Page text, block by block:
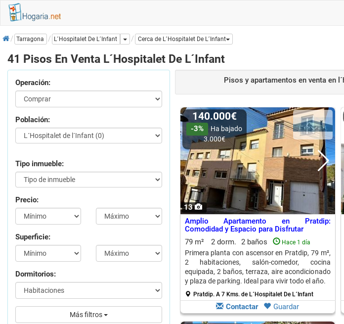
InicioTarragona L´Hospitalet De L´Infant Dropdown
Cerca de L´Hospitalet De L´Infant
41 Pisos En Venta L´Hospitalet De L´Infant
Operación:
Población:
Tipo inmueble:
Precio:
Superficie:
Dormitorios:
Más filtros
Pisos y apartamentos en venta en
13
140.000€
-3%
Ha bajado
3.000€
Amplio Apartamento en Pratdip:
Comodidad y Espacio para Disfrutar
79 m²
2 dorm. 2 baños Hace 1 día
Primera planta con ascensor en Pratdip, 79 m²,
2 habitaciones, salón-comedor, cocina
equipada, 2 baños, terraza, aire acondicionado
y plaza de parking. Ideal para vivir todo el año.
Pratdip. A 7 Kms. de L´Hospitalet De L´Infant
Contactar Guardar